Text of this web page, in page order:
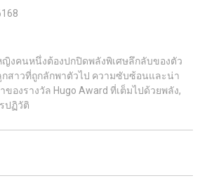
ญิงคนหนึ่งต้องปกปิดพลังพิเศษลึกลับของตัว
กสาวที่ถูกลักพาตัวไป ความซับซ้อนและน่า
ของรางวัล Hugo Award ที่เต็มไปด้วยพลัง,
ปฏิวัติ